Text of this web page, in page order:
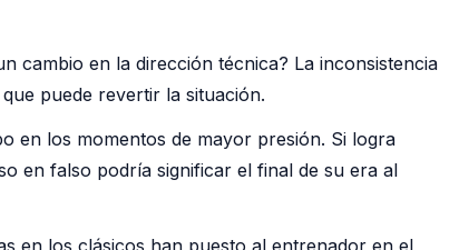
cambio en la dirección técnica? La inconsistencia
puede revertir la situación.
en los momentos de mayor presión. Si logra
en falso podría significar el final de su era al
en los clásicos han puesto al entrenador en el